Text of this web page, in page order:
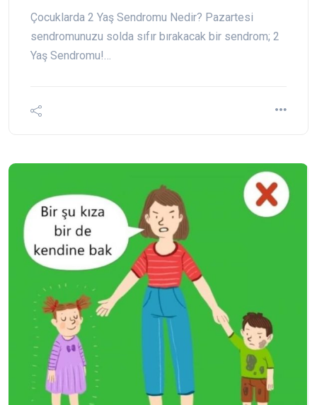
Çocuklarda 2 Yaş Sendromu Nedir? Pazartesi
sendromunuzu solda sıfır bırakacak bir sendrom; 2
Yaş Sendromu!…